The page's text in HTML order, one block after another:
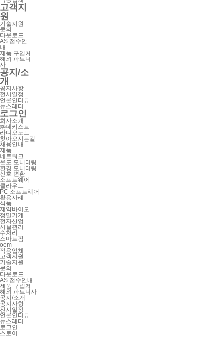
고객지
원
기술지원
문의
다운로드
AS 접수안
내
제품 구입처
해외 파트너
사
공지/소
개
공지사항
전시일정
언론인터뷰
뉴스레터
로그인
회사소개
㈜데키스트
라디오노드
찾아오시는길
채용안내
제품
네트워크
온도 모니터링
환경 모니터링
신호 변환
소프트웨어
클라우드
PC 소프트웨어
활용사례
식품
제약바이오
정밀기계
전자산업
시설관리
수처리
스마트팜
oem
적용업체
고객지원
기술지원
문의
다운로드
AS 접수안내
제품 구입처
해외 파트너사
공지/소개
공지사항
전시일정
언론인터뷰
뉴스레터
로그인
스토어